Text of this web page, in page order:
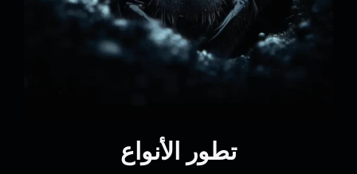
تطور الأنواع